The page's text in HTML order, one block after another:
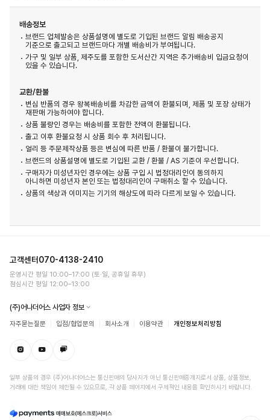
배송정보
브랜드 업체발송은 상품설명에 별도로 기입된 브랜드 알림 배송공지
기준으로 출고되고 브랜드마다 개별 배송비가 부여됩니다.
가구 및 일부 상품, 제주도를 포함한 도서산간 지역은 추가배송비 입금요청이
있을 수 있습니다.
교환/환불
변심 반품의 경우 왕복배송비를 차감한 금액이 환불되며, 제품 및 포장 상태가
재판매 가능하여야 합니다.
상품 불량인 경우는 배송비를 포함한 전액이 환불됩니다.
출고 이후 환불요청 시 상품 회수 후 처리됩니다.
얼리 등 주문제작상품 등은 변심에 따른 반품 / 환불이 불가합니다.
브랜드의 상품설명에 별도로 기입된 교환 / 환불 / AS 기준이 우선합니다.
구매자가 미성년자인 경우에는 상품 구입 시 법정대리인이 동의하지
아니하면 미성년자 본인 또는 법정대리인이 구매취소 할 수 있습니다.
상품의 색상과 이미지는 기기의 해상도에 따라 다르게 보일 수 있습니다.
고객센터 070-4138-2410
운영시간 평일 10:00–17:00 (토·일, 공휴일 휴무)
점심시간 평일 12:00–13:00
(주)어나더어스 사업자 정보
자주묻는질문 입점/협업문의 회사소개 이용약관 개인정보처리방침
일부 상품의 경우 (주)어나더어스는 통신판매의 당사자가 아닌 통신판매중개자로서 상품, 상품정보,
거래에 대한 책임이 제한될 수 있으므로, 각 상품 페이지에서 구체적인 내용을 확인하시기 바랍니다.